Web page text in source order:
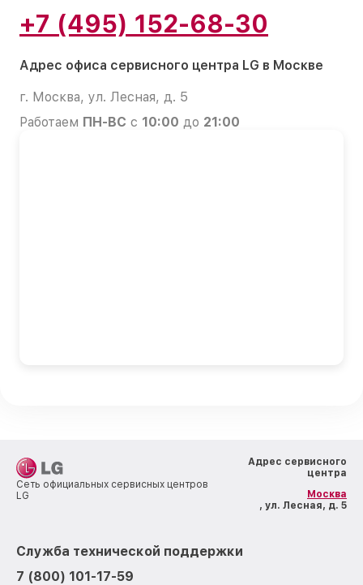
+7 (495) 152-68-30
Адрес офиса сервисного центра LG в Москве
г. Москва, ул. Лесная, д. 5
Работаем ПН-ВС с 10:00 до 21:00
Сеть официальных сервисных центров
LG
Адрес сервисного
центра
Москва
, ул. Лесная, д. 5
Служба технической поддержки
7 (800) 101-17-59